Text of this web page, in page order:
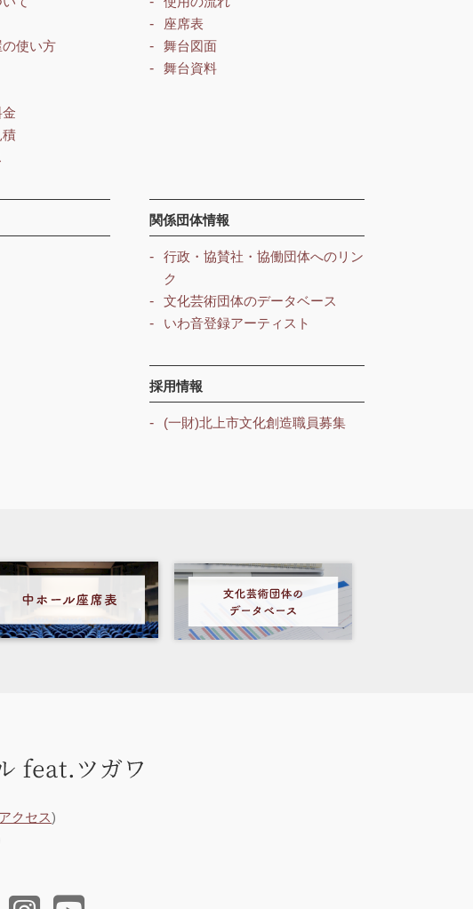
使い方
積
座席表
舞台図面
舞台資料
関係団体情報
行政・協賛社・協働団体へのリン
ク
文化芸術団体のデータベース
いわ音登録アーティスト
採用情報
(一財)北上市文化創造職員募集
アクセス)